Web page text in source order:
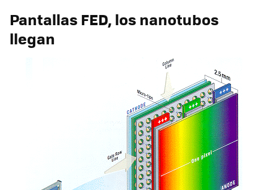
Pantallas FED, los nanotubos
llegan